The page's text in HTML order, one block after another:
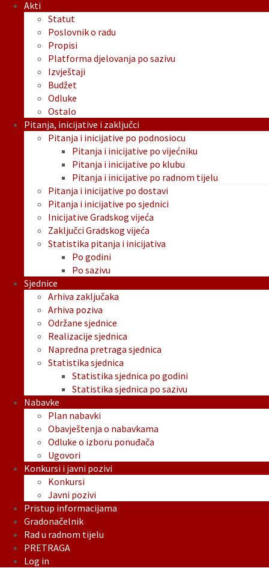
Akti
Statut
Poslovnik o radu
Propisi
Platforma djelovanja po sazivu
Izvještaji
Budžet
Odluke
Ostalo
Pitanja, inicijative i zaključci
Pitanja i inicijative po podnosiocu
Pitanja i inicijative po vijećniku
Pitanja i inicijative po klubu
Pitanja i inicijative po radnom tijelu
Pitanja i inicijative po dostavi
Pitanja i inicijative po sjednici
Inicijative Gradskog vijeća
Zaključci Gradskog vijeća
Statistika pitanja i inicijativa
Po godini
Po sazivu
Sjednice
Arhiva zaključaka
Arhiva poziva
Održane sjednice
Realizacije sjednica
Napredna pretraga sjednica
Statistika sjednica
Statistika sjednica po godini
Statistika sjednica po sazivu
Nabavke
Plan nabavki
Obavještenja o nabavkama
Odluke o izboru ponuđača
Ugovori
Konkursi i javni pozivi
Konkursi
Javni pozivi
Pristup informacijama
Gradonačelnik
Rad u radnom tijelu
PRETRAGA
Log in